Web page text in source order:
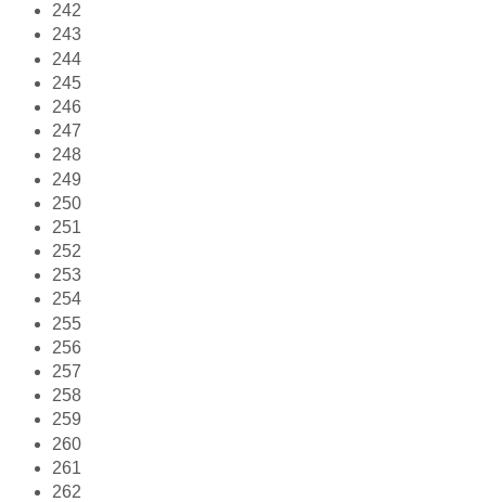
242
243
244
245
246
247
248
249
250
251
252
253
254
255
256
257
258
259
260
261
262